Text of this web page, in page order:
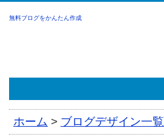
無料ブログをかんたん作成
ホーム > ブログデザイン一覧